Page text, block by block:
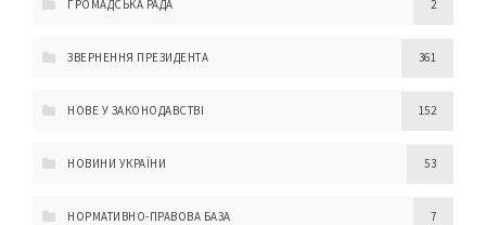
ГРОМАДСЬКА РАДА 2
ЗВЕРНЕННЯ ПРЕЗИДЕНТА 361
НОВЕ У ЗАКОНОДАВСТВІ 152
НОВИНИ УКРАЇНИ 53
НОРМАТИВНО-ПРАВОВА БАЗА 7